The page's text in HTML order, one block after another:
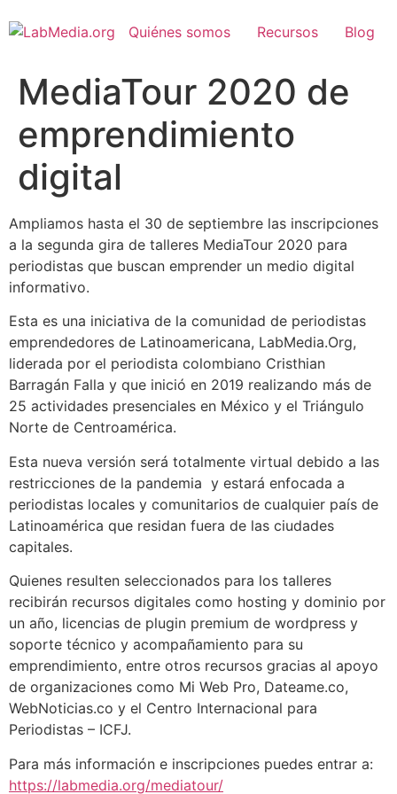
Quiénes somos Recursos Blog
MediaTour 2020 de
emprendimiento
digital
Ampliamos hasta el 30 de septiembre las inscripciones
a la segunda gira de talleres MediaTour 2020 para
periodistas que buscan emprender un medio digital
informativo.
Esta es una iniciativa de la comunidad de periodistas
emprendedores de Latinoamericana, LabMedia.Org,
liderada por el periodista colombiano Cristhian
Barragán Falla y que inició en 2019 realizando más de
25 actividades presenciales en México y el Triángulo
Norte de Centroamérica.
Esta nueva versión será totalmente virtual debido a las
restricciones de la pandemia y estará enfocada a
periodistas locales y comunitarios de cualquier país de
Latinoamérica que residan fuera de las ciudades
capitales.
Quienes resulten seleccionados para los talleres
recibirán recursos digitales como hosting y dominio por
un año, licencias de plugin premium de wordpress y
soporte técnico y acompañamiento para su
emprendimiento, entre otros recursos gracias al apoyo
de organizaciones como Mi Web Pro, Dateame.co,
WebNoticias.co y el Centro Internacional para
Periodistas – ICFJ.
Para más información e inscripciones puedes entrar a:
https://labmedia.org/mediatour/